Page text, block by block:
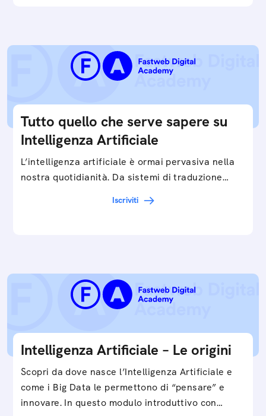
Tutto quello che serve sapere su
Intelligenza Artificiale
L’intelligenza artificiale è ormai pervasiva nella
nostra quotidianità. Da sistemi di traduzione
Iscriviti
Intelligenza Artificiale – Le origini
Scopri da dove nasce l’Intelligenza Artificiale e
come i Big Data le permettono di “pensare” e
innovare. In questo modulo introduttivo con